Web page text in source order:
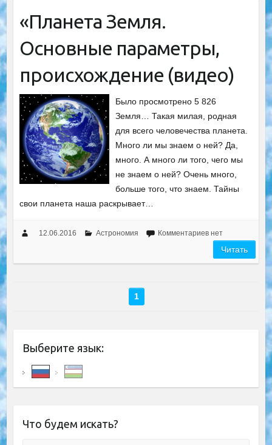
«Планета Земля.
Основные параметры,
происхождение (видео)
Было просмотрено 5 826
Земля… Такая милая, родная
для всего человечества планета.
Много ли мы знаем о ней? Да,
много. А много ли того, чего мы
не знаем о ней? Очень много,
больше того, что знаем. Тайны
свои планета наша раскрывает…
12.06.2016 Астрономия Комментариев нет
Читать
1
Выберите язык:
Что будем искать?